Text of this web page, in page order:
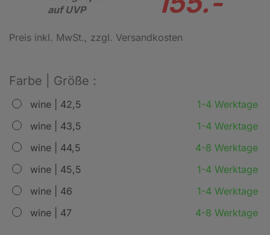
auf UVP
Preis inkl. MwSt., zzgl. Versandkosten
Farbe | Größe :
wine | 42,5
1-4 Werktage
wine | 43,5
1-4 Werktage
wine | 44,5
4-8 Werktage
wine | 45,5
1-4 Werktage
wine | 46
1-4 Werktage
wine | 47
4-8 Werktage